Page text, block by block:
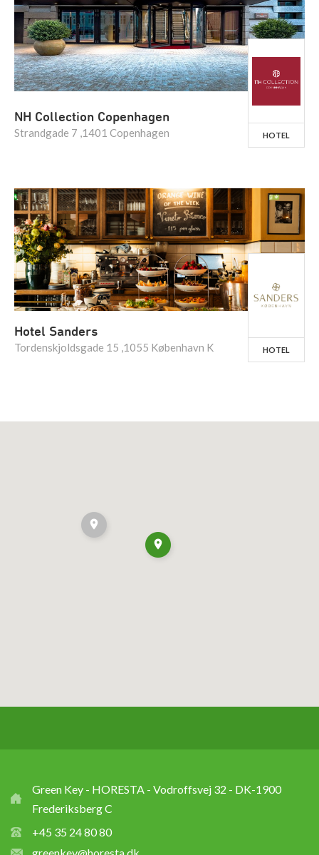
NH Collection Copenhagen
Strandgade 7 ,1401 Copenhagen HOTEL
Hotel Sanders
Tordenskjoldsgade 15 ,1055 København K HOTEL
Green Key - HORESTA - Vodroffsvej 32 - DK-1900
Frederiksberg C
+45 35 24 80 80